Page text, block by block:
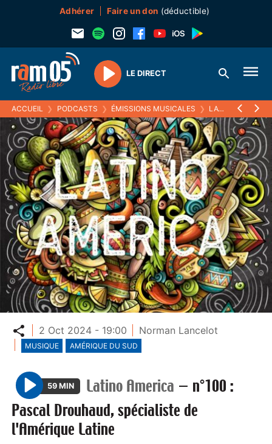
Adhérer Faire un don (déductible)
Play
LE DIRECT
ACCUEIL ❯ PODCASTS ❯ ÉMISSIONS MUSICALES ❯ LATINO AMERICA
Partager
2 Oct 2024 - 19:00 Norman Lancelot
MUSIQUE AMÉRIQUE DU SUD
P
l
a
59 MIN Latino America — n°100 :
Pascal Drouhaud, spécialiste de
l'Amérique Latine